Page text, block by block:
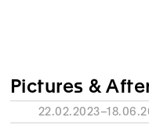
Pictures &